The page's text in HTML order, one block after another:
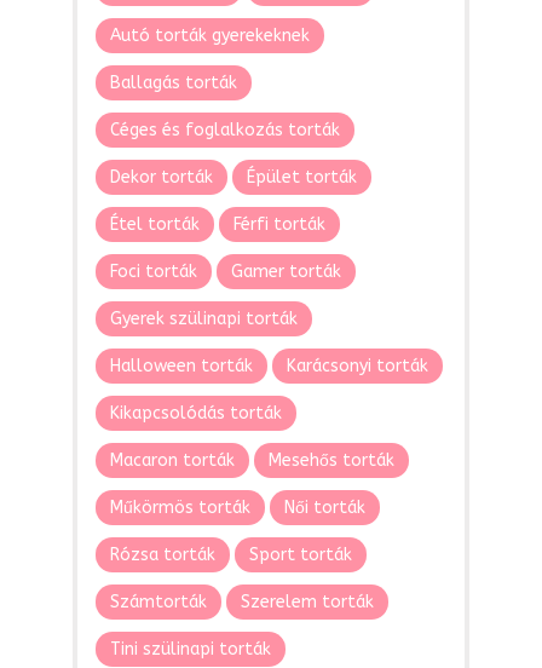
Autó torták gyerekeknek
Ballagás torták
Céges és foglalkozás torták
Dekor torták Épület torták
Étel torták Férfi torták
Foci torták Gamer torták
Gyerek szülinapi torták
Halloween torták Karácsonyi torták
Kikapcsolódás torták
Macaron torták Mesehős torták
Műkörmös torták Női torták
Rózsa torták Sport torták
Számtorták Szerelem torták
Tini szülinapi torták